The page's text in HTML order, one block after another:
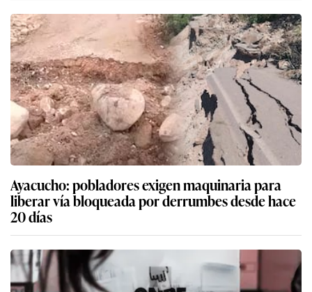
Ayacucho: pobladores exigen maquinaria para
liberar vía bloqueada por derrumbes desde hace
20 días